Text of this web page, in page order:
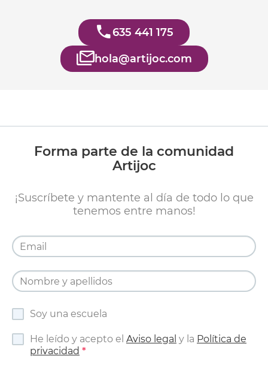
635 441 175
hola@artijoc.com
Forma parte de la comunidad
Artijoc
¡Suscríbete y mantente al día de todo lo que
tenemos entre manos!
Soy una escuela
He leído y acepto el Aviso legal y la Política de
privacidad